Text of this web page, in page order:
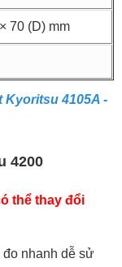
70 (D) mm
Kyoritsu 4105A -
4200
thể thay đổi
nhanh dễ sử